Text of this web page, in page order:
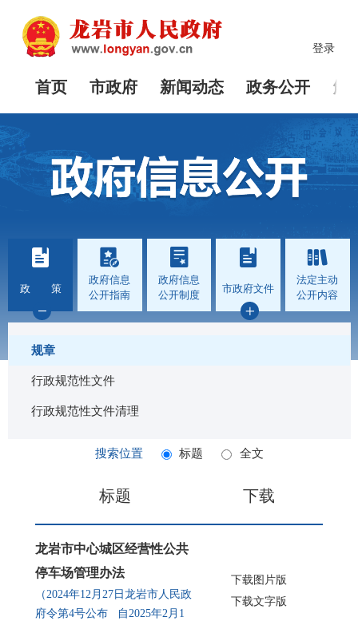
登录
首页 市政府 新闻动态 政务公开 解
政 策
规章
行政规范性文件
行政规范性文件清理
政府信息
公开指南
政府信息
公开制度
市政府文件
法定主动
公开内容
搜索位置 标题 全文
标题 下载
龙岩市中心城区经营性公共
停车场管理办法
（2024年12月27日龙岩市人民政
府令第4号公布 自2025年2月1
下载图片版
下载文字版